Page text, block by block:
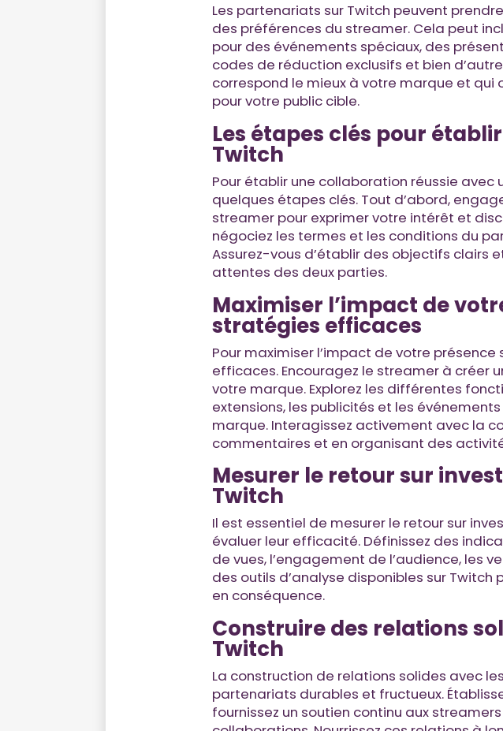
Les partenariats sur Twitch peuvent
des préférences du streamer. Cela peut
pour des événements spéciaux, des
codes de réduction exclusifs et bien
correspond le mieux à votre marque et
pour votre public cible.
Les étapes clés pour
Twitch
Pour établir une collaboration réussie avec
quelques étapes clés. Tout d’abord,
streamer pour exprimer votre intérêt et
négociez les termes et les conditions du
Assurez-vous d’établir des objectifs clairs
attentes des deux parties.
Maximiser l’impact de
stratégies efficaces
Pour maximiser l’impact de votre
efficaces. Encouragez le streamer à créer
votre marque. Explorez les différentes
extensions, les publicités et les
marque. Interagissez activement avec la
commentaires et en organisant des
Mesurer le retour sur
Twitch
Il est essentiel de mesurer le retour sur
évaluer leur efficacité. Définissez des
de vues, l’engagement de l’audience, les
des outils d’analyse disponibles sur
en conséquence.
Construire des relations
Twitch
La construction de relations solides avec
partenariats durables et fructueux.
fournissez un soutien continu aux